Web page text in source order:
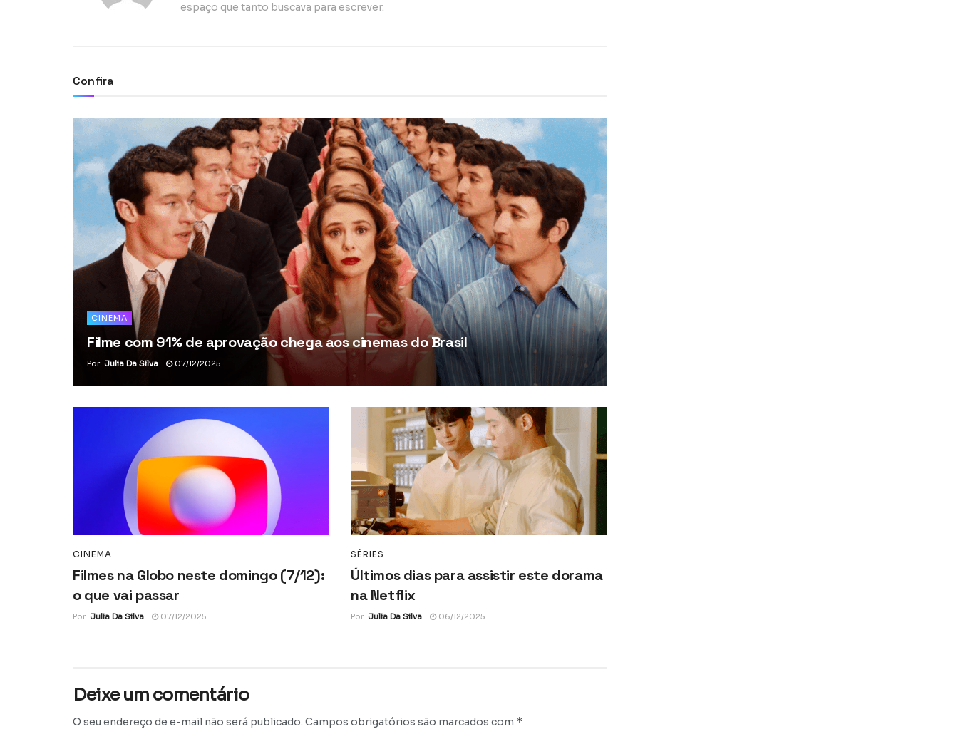
espaço que tanto buscava para escrever.
Confira
CINEMA
Filme com 91% de aprovação chega aos cinemas do Brasil
Por Julia Da Silva 07/12/2025
CINEMA
Filmes na Globo neste domingo (7/12):
o que vai passar
Por Julia Da Silva 07/12/2025
SÉRIES
Últimos dias para assistir este dorama
na Netflix
Por Julia Da Silva 06/12/2025
Deixe um comentário
O seu endereço de e-mail não será publicado. Campos obrigatórios são marcados com *